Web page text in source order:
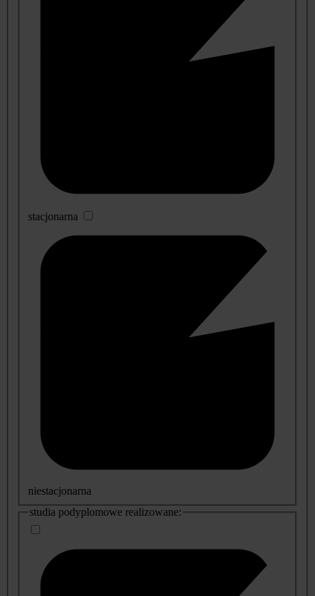
stacjonarna
niestacjonarna
studia podyplomowe realizowane: